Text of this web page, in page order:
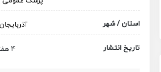
استان / شهر
تاریخ انتشار
4 هفته قبل